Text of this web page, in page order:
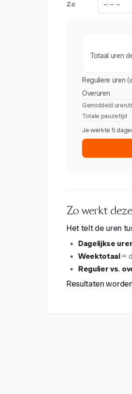
Zo
Totaal uren
Reguliere uren
Overuren
Gemiddeld uren/
Totale pauzetijd
Je werkte 5
Zo werkt
Het telt de uren
Dagelijkse
Weektotaal =
Regulier vs.
Resultaten